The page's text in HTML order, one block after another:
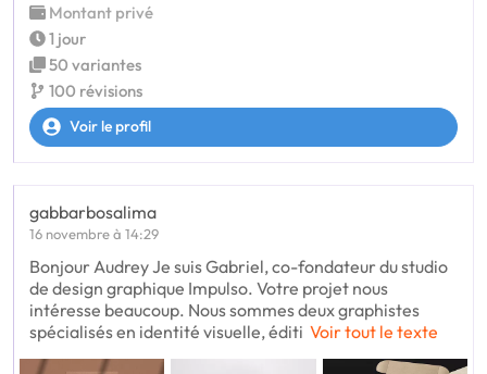
Montant privé
1 jour
50 variantes
100 révisions
Voir le profil
gabbarbosalima
16 novembre à 14:29
Bonjour Audrey Je suis Gabriel, co-fondateur du studio
de design graphique Impulso. Votre projet nous
intéresse beaucoup. Nous sommes deux graphistes
spécialisés en identité visuelle, éditi Voir tout le texte